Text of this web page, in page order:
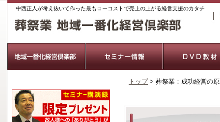
中西正人が考え抜いて作った最もローコストで売上の上がる経営支援のカタチ
トップ> 葬祭業：成功経営の